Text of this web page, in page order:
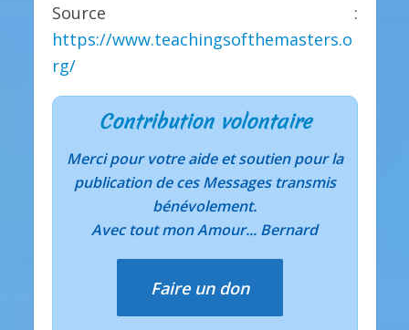
Source :
https://www.teachingsofthemasters.o
rg/
Contribution volontaire
Merci pour votre aide et soutien pour la
publication de ces Messages transmis
bénévolement.
Avec tout mon Amour... Bernard
Faire un don